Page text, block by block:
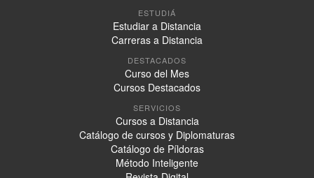
ESTUDIÁ
Estudiar a Distancia
Carreras a Distancia
DESTACADOS
Curso del Mes
Cursos Destacados
SERVICIOS
Cursos a Distancia
Catálogo de cursos y Diplomaturas
Catálogo de Píldoras
Método Inteligente